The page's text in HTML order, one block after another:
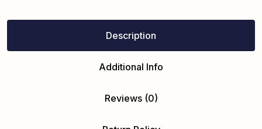
Description
Additional Info
Reviews (0)